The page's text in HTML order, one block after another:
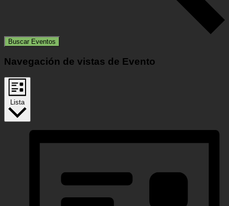
Buscar Eventos
Navegación de vistas de Evento
Lista